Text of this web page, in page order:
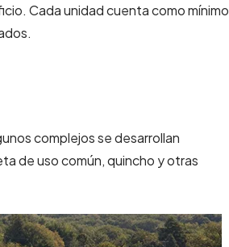
Cada unidad cuenta como mínimo
complejos se desarrollan
de uso común, quincho y otras